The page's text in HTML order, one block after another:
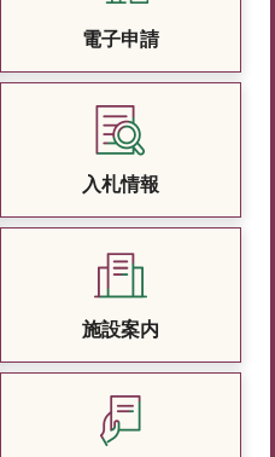
電子申請
入札情報
施設案内